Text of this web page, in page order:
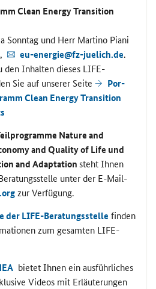
Clean Energy Transition
Sonn­tag und Herr Mar­ti­no Piani
eu-​energie@fz-​juelich.de.
den In­hal­ten die­ses LIFE-​
Sie auf un­se­rer Seite
Por­
Clean Energy Transition
Nature and
and Quality of Life und
and Adaptationsteht Ihnen
unter der E-​Mail-
zur Ver­fü­gung.
derLIFE-​Beratungsstelle fin­den
zum ge­sam­ten LIFE-​
bie­tet Ihnen ein aus­führ­li­ches
Vi­de­os mit Er­läu­te­run­gen